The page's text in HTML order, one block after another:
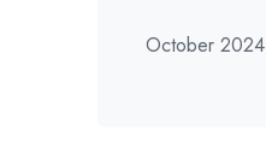
October 2024